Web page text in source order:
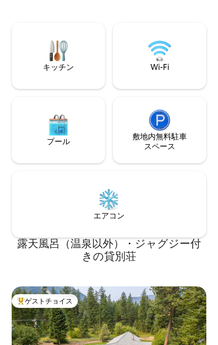
モービルトレイルヘッドにアクセスでき
ます。 この地域のさまざまなアドベンチ
ャーの出発点として最適なベースキャン
っています。
キッチン Wi-Fi
プール
敷地内無料駐⁠車
ス⁠ペ⁠ー⁠ス
エアコン
露天風呂（温泉以外）・ジャグジー付
きの貸別荘
大好評のゲストチョイスです。
ゲストチョイス